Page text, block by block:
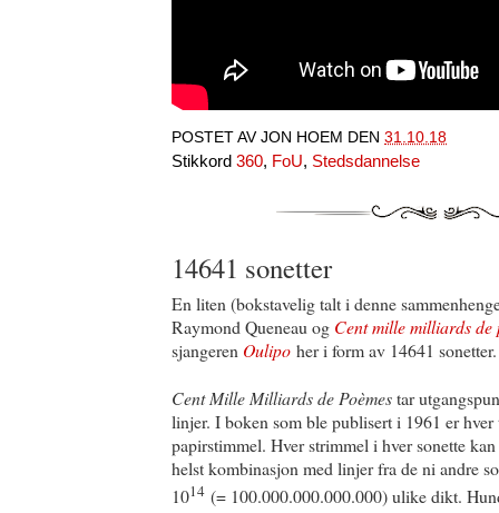
POSTET AV JON HOEM DEN 31.10.18
Stikkord 360, FoU, Stedsdannelse
14641 sonetter
En liten (bokstavelig talt i denne
Raymond Queneau og Cent mille milliards de
sjangeren Oulipo her i form av 14641 sonetter.
Cent Mille Milliards de Poèmestar
linjer. I boken som ble publisert i 1961 er
papirstimmel. Hver strimmel i hver sonette
helst kombinasjon med linjer fra de ni andre
1014 (= 100.000.000.000.000) ulike dikt.